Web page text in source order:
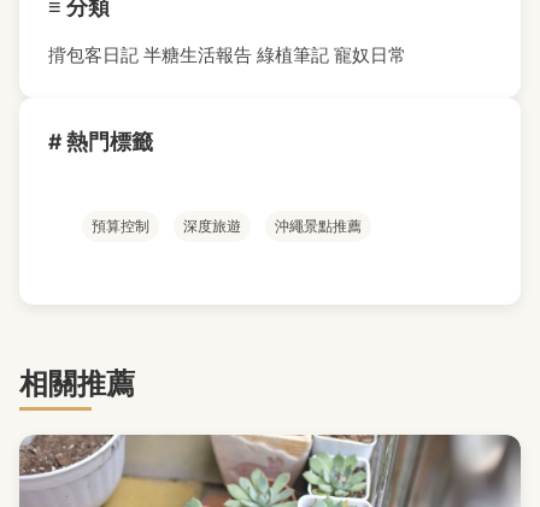
≡ 分類
揹包客日記 半糖生活報告 綠植筆記 寵奴日常
# 熱門標籤
預算控制 深度旅遊 沖繩景點推薦
相關推薦